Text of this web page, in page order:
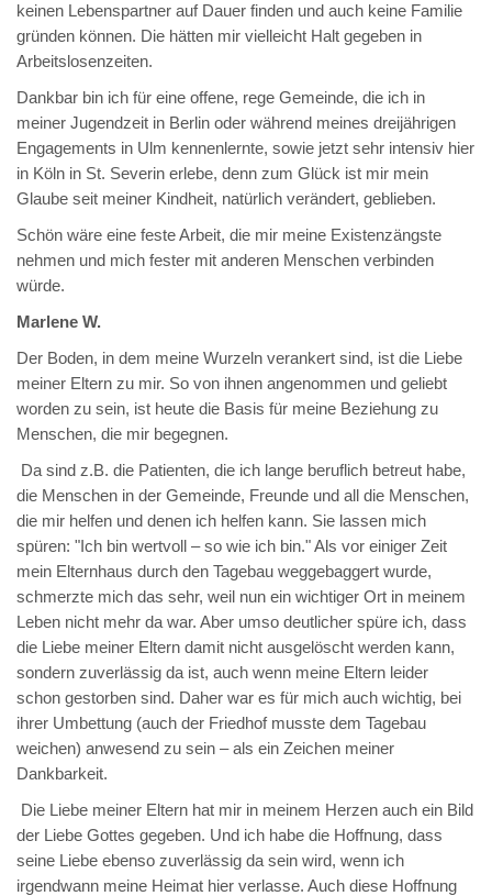
keinen Lebenspartner auf Dauer finden und auch keine Familie
gründen können. Die hätten mir vielleicht Halt gegeben in
Arbeitslosenzeiten.
Dankbar bin ich für eine offene, rege Gemeinde, die ich in
meiner Jugendzeit in Berlin oder während meines dreijährigen
Engagements in Ulm kennenlernte, sowie jetzt sehr intensiv hier
in Köln in St. Severin erlebe, denn zum Glück ist mir mein
Glaube seit meiner Kindheit, natürlich verändert, geblieben.
Schön wäre eine feste Arbeit, die mir meine Existenzängste
nehmen und mich fester mit anderen Menschen verbinden
würde.
Marlene W.
Der Boden, in dem meine Wurzeln verankert sind, ist die Liebe
meiner Eltern zu mir. So von ihnen angenommen und geliebt
worden zu sein, ist heute die Basis für meine Beziehung zu
Menschen, die mir begegnen.
Da sind z.B. die Patienten, die ich lange beruflich betreut habe,
die Menschen in der Gemeinde, Freunde und all die Menschen,
die mir helfen und denen ich helfen kann. Sie lassen mich
spüren: "Ich bin wertvoll – so wie ich bin." Als vor einiger Zeit
mein Elternhaus durch den Tagebau weggebaggert wurde,
schmerzte mich das sehr, weil nun ein wichtiger Ort in meinem
Leben nicht mehr da war. Aber umso deutlicher spüre ich, dass
die Liebe meiner Eltern damit nicht ausgelöscht werden kann,
sondern zuverlässig da ist, auch wenn meine Eltern leider
schon gestorben sind. Daher war es für mich auch wichtig, bei
ihrer Umbettung (auch der Friedhof musste dem Tagebau
weichen) anwesend zu sein – als ein Zeichen meiner
Dankbarkeit.
Die Liebe meiner Eltern hat mir in meinem Herzen auch ein Bild
der Liebe Gottes gegeben. Und ich habe die Hoffnung, dass
seine Liebe ebenso zuverlässig da sein wird, wenn ich
irgendwann meine Heimat hier verlasse. Auch diese Hoffnung